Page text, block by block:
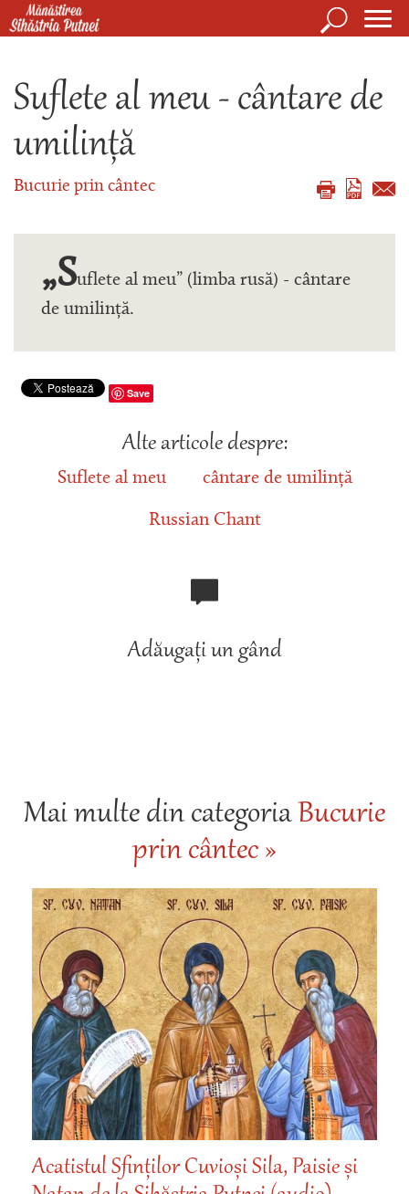
Mergi la conţinutul principal
de
Căutare
Suflete al meu - cântare de
umilință
Bucurie prin cântec
„Suflete al meu” (limba rusă) - cântare
de umilință.
Save
Alte articole despre:
Suflete al meu cântare de umilință
Russian Chant
Adăugați un gând
Mai multe din categoriaBucurie
prin cântec »
Acatistul Sfinților Cuvioși Sila, Paisie și